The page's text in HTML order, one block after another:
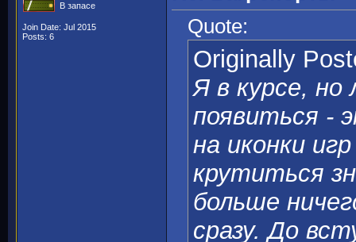
В запасе
Join Date: Jul 2015
Posts: 6
Quote:
Originally
Я в курсе, но
появиться -
на иконки
крутиться
больше
сразу. До